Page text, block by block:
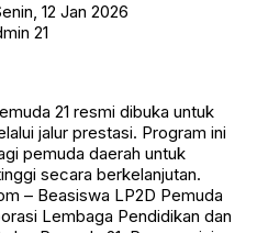
12 Jan 2026
21
21 resmi dibuka untuk
jalur prestasi. Program ini
pemuda daerah untuk
secara berkelanjutan.
– Beasiswa LP2D Pemuda
Lembaga Pendidikan dan